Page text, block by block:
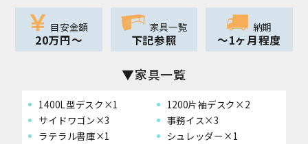
目安金額
20万円～
家具一覧
下記参照
納期
～1ヶ月程度
▼家具一覧
1400L型デスク×1
1200片袖デスク×2
サイドワゴン×3
事務イス×3
ラテラル書庫×1
シュレッダー×1